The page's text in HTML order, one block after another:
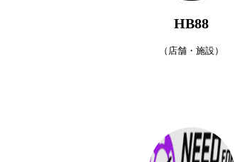
HB88
（店舗・施設）